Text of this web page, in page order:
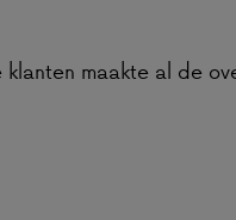
klanten maakte al de